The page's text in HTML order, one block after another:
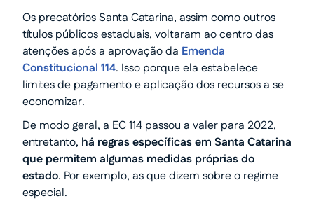
Os precatórios Santa Catarina, assim como outros
títulos públicos estaduais, voltaram ao centro das
atenções após a aprovação da Emenda
Constitucional 114. Isso porque ela estabelece
limites de pagamento e aplicação dos recursos a se
economizar.
De modo geral, a EC 114 passou a valer para 2022,
entretanto, há regras específicas em Santa Catarina
que permitem algumas medidas próprias do
estado. Por exemplo, as que dizem sobre o regime
especial.